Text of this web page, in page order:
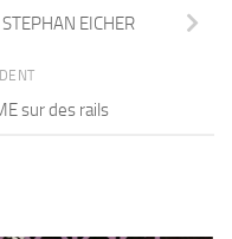
EICHER
sur des rails